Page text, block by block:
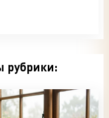
рубрики: